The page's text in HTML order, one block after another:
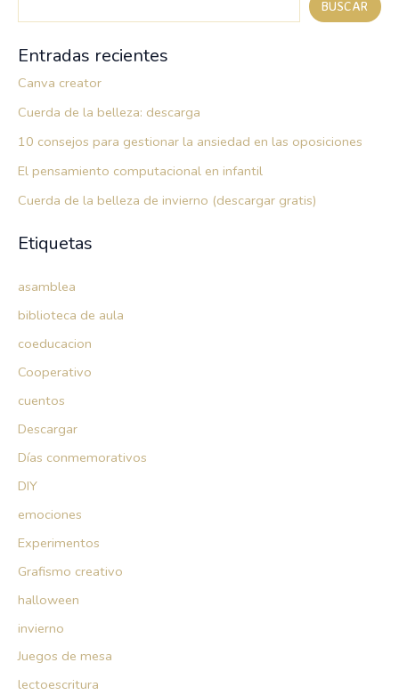
BUSCAR
Entradas recientes
Canva creator
Cuerda de la belleza: descarga
10 consejos para gestionar la ansiedad en las oposiciones
El pensamiento computacional en infantil
Cuerda de la belleza de invierno (descargar gratis)
Etiquetas
asamblea
biblioteca de aula
coeducacion
Cooperativo
cuentos
Descargar
Días conmemorativos
DIY
emociones
Experimentos
Grafismo creativo
halloween
invierno
Juegos de mesa
lectoescritura